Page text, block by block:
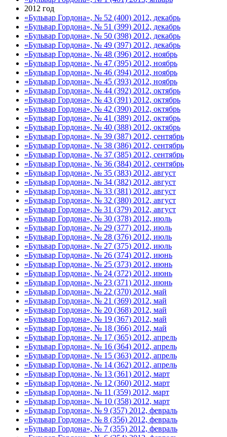
2012 год
«Бульвар Гордона», № 52 (400) 2012, декабрь
«Бульвар Гордона», № 51 (399) 2012, декабрь
«Бульвар Гордона», № 50 (398) 2012, декабрь
«Бульвар Гордона», № 49 (397) 2012, декабрь
«Бульвар Гордона», № 48 (396) 2012, ноябрь
«Бульвар Гордона», № 47 (395) 2012, ноябрь
«Бульвар Гордона», № 46 (394) 2012, ноябрь
«Бульвар Гордона», № 45 (393) 2012, ноябрь
«Бульвар Гордона», № 44 (392) 2012, октябрь
«Бульвар Гордона», № 43 (391) 2012, октябрь
«Бульвар Гордона», № 42 (390) 2012, октябрь
«Бульвар Гордона», № 41 (389) 2012, октябрь
«Бульвар Гордона», № 40 (388) 2012, октябрь
«Бульвар Гордона», № 39 (387) 2012, сентябрь
«Бульвар Гордона», № 38 (386) 2012, сентябрь
«Бульвар Гордона», № 37 (385) 2012, сентябрь
«Бульвар Гордона», № 36 (384) 2012, сентябрь
«Бульвар Гордона», № 35 (383) 2012, август
«Бульвар Гордона», № 34 (382) 2012, август
«Бульвар Гордона», № 33 (381) 2012, август
«Бульвар Гордона», № 32 (380) 2012, август
«Бульвар Гордона», № 31 (379) 2012, август
«Бульвар Гордона», № 30 (378) 2012, июль
«Бульвар Гордона», № 29 (377) 2012, июль
«Бульвар Гордона», № 28 (376) 2012, июль
«Бульвар Гордона», № 27 (375) 2012, июль
«Бульвар Гордона», № 26 (374) 2012, июнь
«Бульвар Гордона», № 25 (373) 2012, июнь
«Бульвар Гордона», № 24 (372) 2012, июнь
«Бульвар Гордона», № 23 (371) 2012, июнь
«Бульвар Гордона», № 22 (370) 2012, май
«Бульвар Гордона», № 21 (369) 2012, май
«Бульвар Гордона», № 20 (368) 2012, май
«Бульвар Гордона», № 19 (367) 2012, май
«Бульвар Гордона», № 18 (366) 2012, май
«Бульвар Гордона», № 17 (365) 2012, апрель
«Бульвар Гордона», № 16 (364) 2012, апрель
«Бульвар Гордона», № 15 (363) 2012, апрель
«Бульвар Гордона», № 14 (362) 2012, апрель
«Бульвар Гордона», № 13 (361) 2012, март
«Бульвар Гордона», № 12 (360) 2012, март
«Бульвар Гордона», № 11 (359) 2012, март
«Бульвар Гордона», № 10 (358) 2012, март
«Бульвар Гордона», № 9 (357) 2012, февраль
«Бульвар Гордона», № 8 (356) 2012, февраль
«Бульвар Гордона», № 7 (355) 2012, февраль